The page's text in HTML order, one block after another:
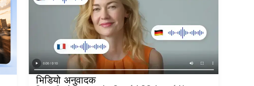
भिडियो अनुवादक